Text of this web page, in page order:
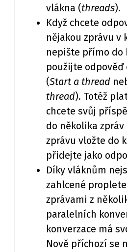
vlákna (threads).
Když chcete
nějakou zprávu v
nepište přímo do
použijte odpověď
(Start a thread
thread). Totéž
chcete svůj
do několika
zprávu vložte do
přidejte jako
Díky vláknům
zahlcené
zprávami z
paralelních
konverzace má
Nově příchozí se